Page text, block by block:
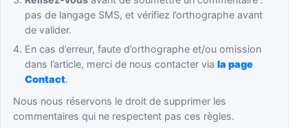
pas de langage SMS, et vérifiez l’orthographe avant
de valider.
En cas d’erreur, faute d’orthographe et/ou omission
dans l’article, merci de nous contacter viala page
Contact.
Nous nous réservons le droit de supprimer les
commentaires qui ne respectent pas ces règles.